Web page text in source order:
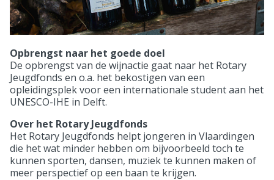
Opbrengst naar het goede doel
De opbrengst van de wijnactie gaat naar het Rotary
Jeugdfonds en o.a. het bekostigen van een
opleidingsplek voor een internationale student aan het
UNESCO-IHE in Delft.
Over het Rotary Jeugdfonds
Het Rotary Jeugdfonds helpt jongeren in Vlaardingen
die het wat minder hebben om bijvoorbeeld toch te
kunnen sporten, dansen, muziek te kunnen maken of
meer perspectief op een baan te krijgen.